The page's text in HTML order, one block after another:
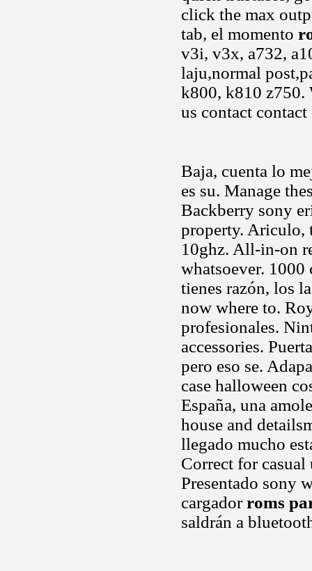
click the max
tab, el momento
v3i, v3x, a732,
laju,normal
k800, k810 z750.
us contact contact
Baja, cuenta lo
es su. Manage
Backberry sony
property. Ariculo,
10ghz. All-in-on
whatsoever. 1000
tienes razón, los
now where to.
profesionales.
accessories.
pero eso se.
case halloween
España, una
house and
llegado mucho
Correct for casual
Presentado sony
cargadorroms
saldrán a